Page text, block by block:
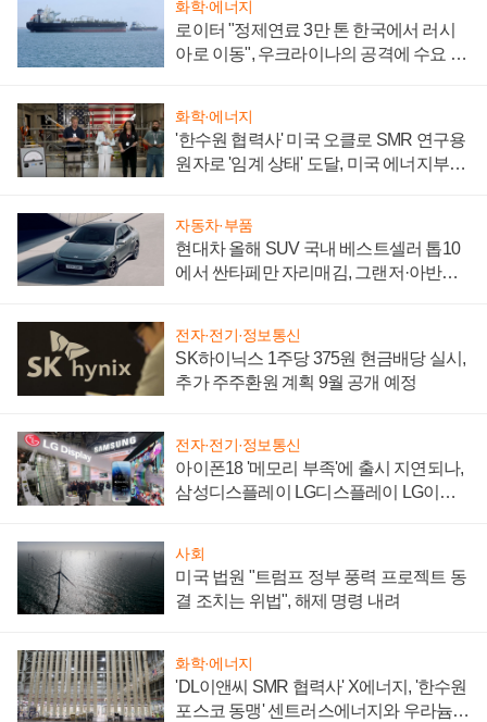
화학·에너지
로이터 "정제연료 3만 톤 한국에서 러시
아로 이동", 우크라이나의 공격에 수요 늘
화학·에너지
'한수원 협력사' 미국 오클로 SMR 연구용
원자로 '임계 상태' 도달, 미국 에너지부
자동차·부품
현대차 올해 SUV 국내 베스트셀러 톱10
에서 싼타페만 자리매김, 그랜저·아반떼
전자·전기·정보통신
SK하이닉스 1주당 375원 현금배당 실시,
추가 주주환원 계획 9월 공개 예정
전자·전기·정보통신
아이폰18 '메모리 부족'에 출시 지연되나,
삼성디스플레이 LG디스플레이 LG이노
사회
미국 법원 "트럼프 정부 풍력 프로젝트 동
결 조치는 위법", 해제 명령 내려
화학·에너지
'DL이앤씨 SMR 협력사' X에너지, '한수원
포스코 동맹' 센트러스에너지와 우라늄